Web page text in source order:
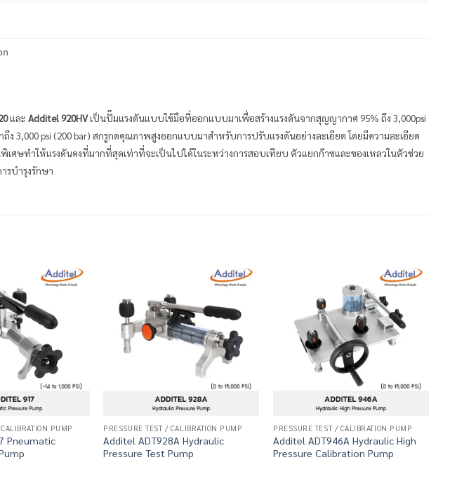
และ Additel 920HVเป็นปั๊มแรงดันแบบใช้มือที่ออกแบบมาเพื่อสร้างแรงดันจากสุญญากาศ 95% ถึง 3,000psi
ถึง 3,000 psi (200 bar) สกรูกดคุณภาพสูงออกแบบมาสำหรับการปรับแรงดันอย่างละเอียด โดยมีความละเอียด
เศษทำให้แรงดันคงที่มากที่สุดเท่าที่จะเป็นไปได้ในระหว่างการสอบเทียบ ตัวแยกก๊าซและของเหลวในตัวช่วย
รบำรุงรักษา
PUMP
Pneumatic
PRESSURE TEST / CALIBRATION PUMP
Additel ADT928A Hydraulic
Pressure Test Pump
PRESSURE TEST / CALIBRATION PUMP
Additel ADT946A Hydraulic High
Pressure Calibration Pump